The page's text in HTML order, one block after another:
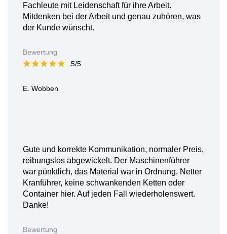
Fachleute mit Leidenschaft für ihre Arbeit.
Mitdenken bei der Arbeit und genau zuhören, was
der Kunde wünscht.
E. Wobben
Bewertung
5/5
Gute und korrekte Kommunikation, normaler Preis,
reibungslos abgewickelt. Der Maschinenführer
war pünktlich, das Material war in Ordnung. Netter
Kranführer, keine schwankenden Ketten oder
Container hier. Auf jeden Fall wiederholenswert.
Danke!
Bewertung